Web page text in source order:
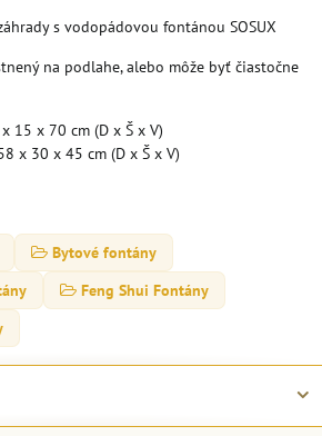
s vodopádovou fontánou SOSUX
na podlahe, alebo môže byť čiastočne
15 x 70 cm (D x Š x V)
x 30 x 45 cm (D x Š x V)
Bytové fontány
Feng Shui Fontány